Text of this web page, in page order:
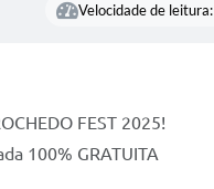
Velocidade de leitura:
FEST 2025!
100% GRATUITA